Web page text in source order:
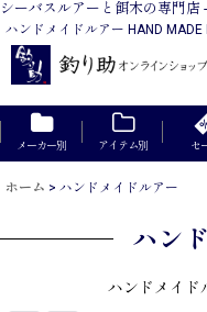
シーバスルアーと餌木の専門店
ハンドメイドルアー HAND MADE
メーカー別 アイテム別 セ
ホーム > ハンドメイドルアー
ハン
ハンドメイド